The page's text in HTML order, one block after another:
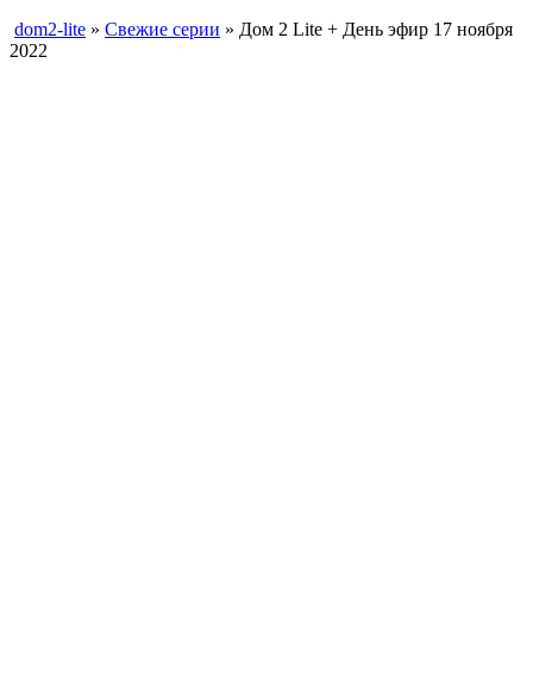
dom2-lite » Свежие серии » Дом 2 Lite + День эфир 17 ноября
2022